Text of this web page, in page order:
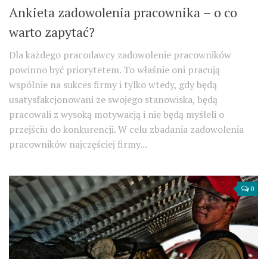
Ankieta zadowolenia pracownika – o co
warto zapytać?
Dla każdego pracodawcy zadowolenie pracowników
powinno być priorytetem. To właśnie oni pracują
wspólnie na sukces firmy i tylko wtedy, gdy będą
usatysfakcjonowani ze swojego stanowiska, będą
pracowali z wysoką motywacją i nie będą myśleli o
przejściu do konkurencji. W celu zbadania zadowolenia
pracowników najczęściej firmy...
0